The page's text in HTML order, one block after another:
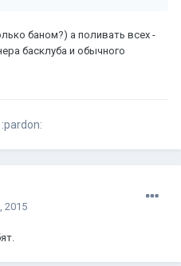
баном?) а поливать всех -
басклуба и обычного
2015